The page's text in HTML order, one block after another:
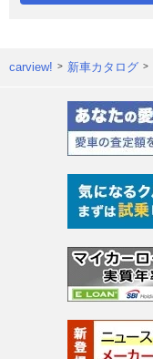
carview! 新車カタログ